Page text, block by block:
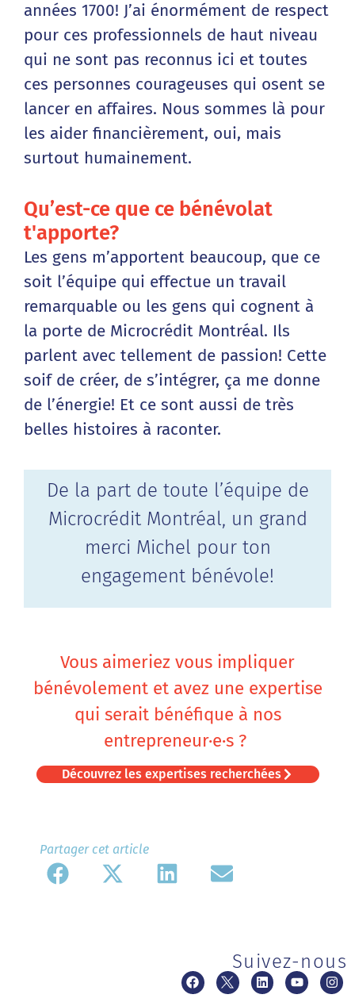
années 1700! J’ai énormément de respect
pour ces professionnels de haut niveau
qui ne sont pas reconnus ici et toutes
ces personnes courageuses qui osent se
lancer en affaires. Nous sommes là pour
les aider financièrement, oui, mais
surtout humainement.
Qu’est-ce que ce bénévolat
t'apporte?
Les gens m’apportent beaucoup, que ce
soit l’équipe qui effectue un travail
remarquable ou les gens qui cognent à
la porte de Microcrédit Montréal. Ils
parlent avec tellement de passion! Cette
soif de créer, de s’intégrer, ça me donne
de l’énergie! Et ce sont aussi de très
belles histoires à raconter.
De la part de toute l’équipe de
Microcrédit Montréal, un grand
merci Michel pour ton
engagement bénévole!
Vous aimeriez vous impliquer
bénévolement et avez une expertise
qui serait bénéfique à nos
entrepreneur·e·s ?
Découvrez les expertises recherchées
Partager cet article​
Suivez-nous